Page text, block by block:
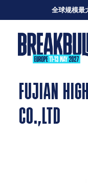
全球规模最
FUJIAN
CO.,LTD